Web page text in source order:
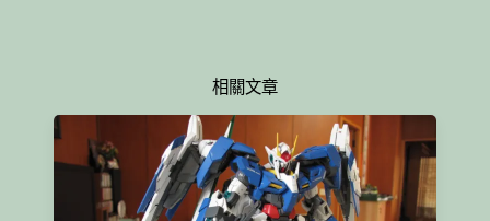
相關文章